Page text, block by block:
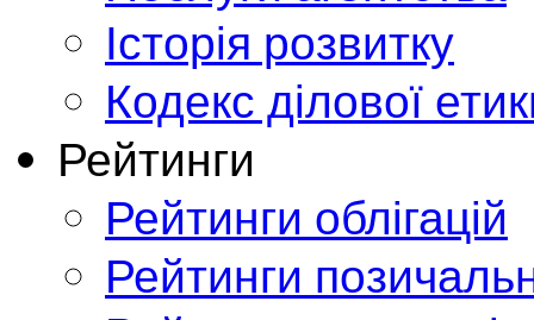
Історія розвитку
Кодекс ділової
Рейтинги
Рейтинги облігацій
Рейтинги